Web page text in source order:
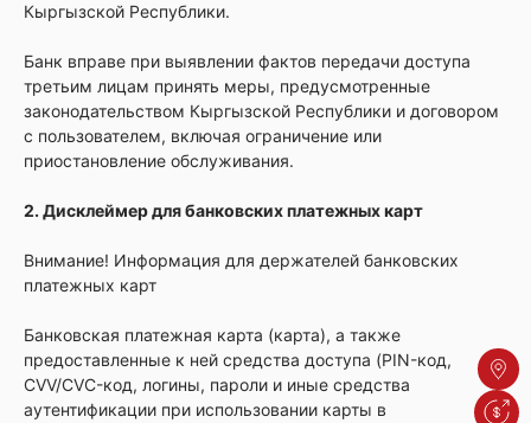
Кыргызской Республики.
Банк вправе при выявлении фактов передачи доступа
третьим лицам принять меры, предусмотренные
законодательством Кыргызской Республики и договором
с пользователем, включая ограничение или
приостановление обслуживания.
2. Дисклеймер для банковских платежных карт
Внимание! Информация для держателей банковских
платежных карт
Банковская платежная карта (карта), а также
предоставленные к ней средства доступа (PIN-код,
CVV/CVC-код, логины, пароли и иные средства
аутентификации при использовании карты в